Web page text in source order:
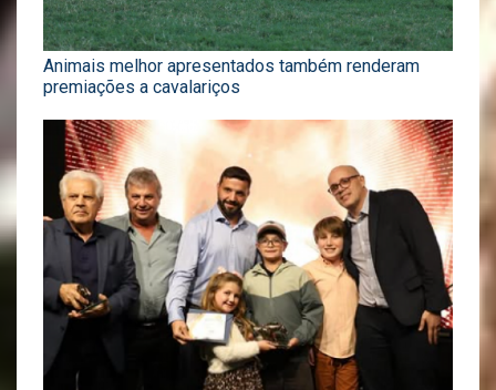
Animais melhor apresentados também renderam
premiações a cavalariços